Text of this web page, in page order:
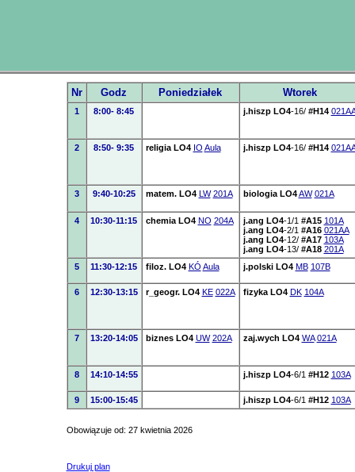
Nr Godz Poniedziałek Wtorek
1 8:00- 8:45 j.hiszp LO4-16/ #H14
2 8:50- 9:35 religia LO4 IO Aula j.hiszp LO4-16/ #H14
3 9:40-10:25 matem. LO4 LW 201A biologia LO4 AW 021A
4 10:30-11:15 chemia LO4 NO 204A j.ang LO4-1/1 #A15 101A
j.ang LO4-2/1 #A16 021AA
j.ang LO4-12/ #A17 103A
j.ang LO4-13/ #A18 201A
5
11:30-12:15 filoz. LO4 KÓ Aula j.polski LO4 MB 107B
6 12:30-13:15 r_geogr. LO4 KE 022A fizyka LO4 DK 104A
7 13:20-14:05 biznes LO4 UW 202A zaj.wych LO4 WA 021A
8 14:10-14:55 j.hiszp LO4-6/1 #H12 103A
9 15:00-15:45 j.hiszp LO4-6/1 #H12 103A
Obowiązuje od: 27 kwietnia 2026
Drukuj plan